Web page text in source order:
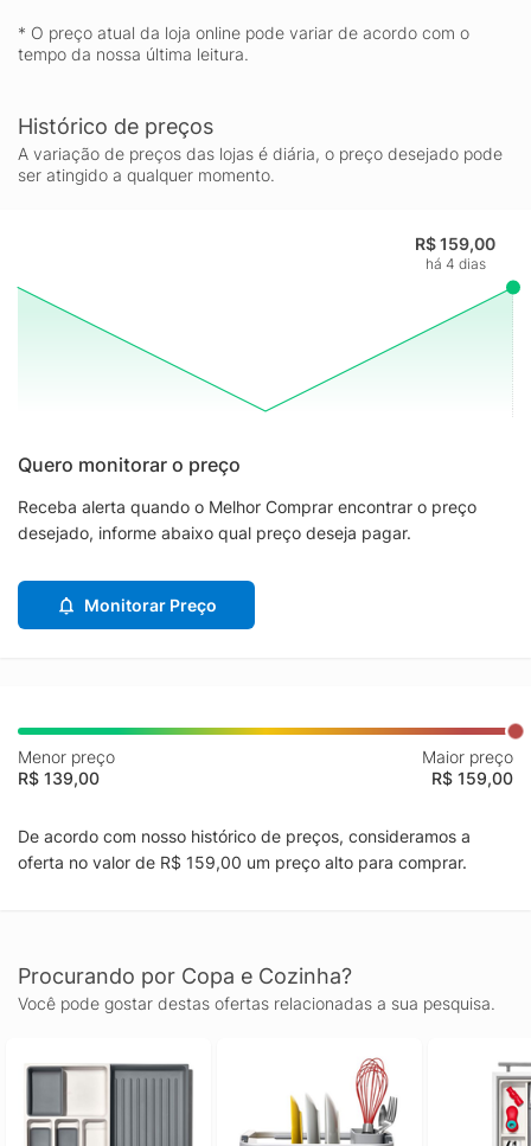
* O preço atual da loja online pode variar de acordo com o
tempo da nossa última leitura.
Histórico de preços
A variação de preços das lojas é diária, o preço desejado pode
ser atingido a qualquer momento.
R$ 159,00
há 4 dias
Quero monitorar o preço
Receba alerta quando o Melhor Comprar encontrar o preço
desejado, informe abaixo qual preço deseja pagar.
Monitorar Preço
Menor preço
R$ 139,00
Maior preço
R$ 159,00
De acordo com nosso histórico de preços, consideramos a
oferta no valor de R$ 159,00 um preço alto para comprar.
Procurando por Copa e Cozinha?
Você pode gostar destas ofertas relacionadas a sua pesquisa.